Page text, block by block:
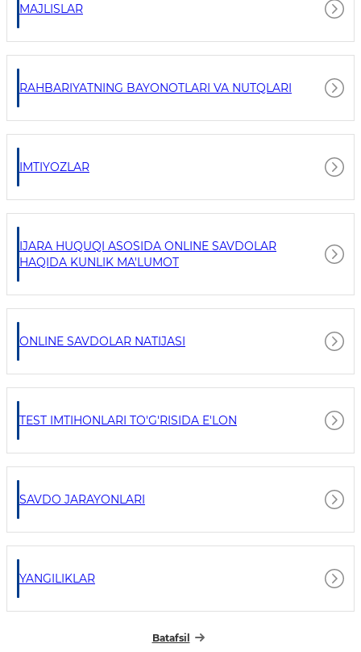
MAJLISLAR
RAHBARIYATNING BAYONOTLARI VA NUTQLARI
IMTIYOZLAR
IJARA HUQUQI ASOSIDA ONLINE SAVDOLAR
HAQIDA KUNLIK MA'LUMOT
ONLINE SAVDOLAR NATIJASI
TEST IMTIHONLARI TO'G'RISIDA E'LON
SAVDO JARAYONLARI
YANGILIKLAR
Batafsil